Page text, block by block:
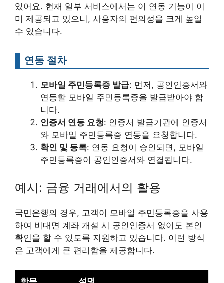
있어요. 현재 일부 서비스에서는 이 연동 기능이 이
미 제공되고 있으니, 사용자의 편의성을 크게 높일
수 있습니다.
연동 절차
모바일 주민등록증 발급: 먼저, 공인인증서와
연동할 모바일 주민등록증을 발급받아야 합
니다.
인증서 연동 요청: 인증서 발급기관에 인증서
와 모바일 주민등록증 연동을 요청합니다.
확인 및 등록: 연동 요청이 승인되면, 모바일
주민등록증이 공인인증서와 연결됩니다.
예시: 금융 거래에서의 활용
국민은행의 경우, 고객이 모바일 주민등록증을 사용
하여 비대면 계좌 개설 시 공인인증서 없이도 본인
확인을 할 수 있도록 지원하고 있습니다. 이런 방식
은 고객에게 큰 편리함을 제공합니다.